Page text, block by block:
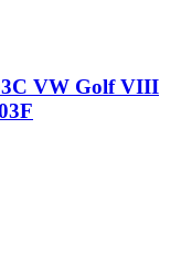
VW Golf VIII